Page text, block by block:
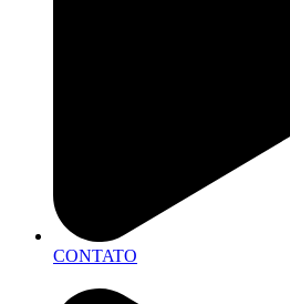
CONTATO